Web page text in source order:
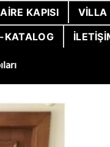
KAPISI VILLA
KATALOG